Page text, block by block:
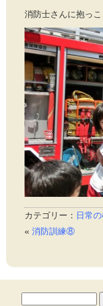
消防士さんに抱っ
カテゴリー： 日常
« 消防訓練⑧